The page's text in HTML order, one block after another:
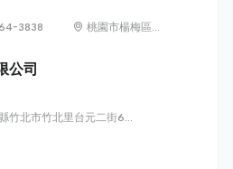
3838
桃園市楊梅區高
公司
竹北市竹北里台元二街6號